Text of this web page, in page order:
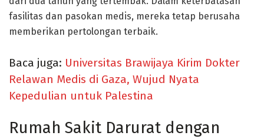
fasilitas dan pasokan medis, mereka tetap berusaha
memberikan pertolongan terbaik.
Baca juga: Universitas Brawijaya Kirim Dokter
Relawan Medis di Gaza, Wujud Nyata
Kepedulian untuk Palestina
Rumah Sakit Darurat dengan